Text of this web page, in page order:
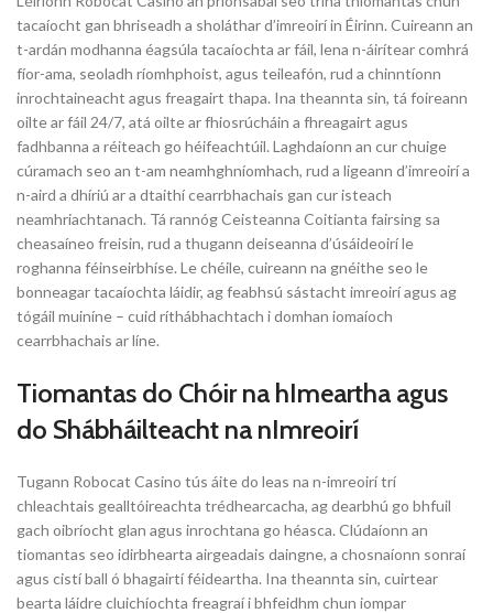
tacaíocht gan bhriseadh a sholáthar d’imreoirí in Éirinn. Cuireann an
t-ardán modhanna éagsúla tacaíochta ar fáil, lena n-áirítear comhrá
fíor-ama, seoladh ríomhphoist, agus teileafón, rud a chinntíonn
inrochtaineacht agus freagairt thapa. Ina theannta sin, tá foireann
oilte ar fáil 24/7, atá oilte ar fhiosrúcháin a fhreagairt agus
fadhbanna a réiteach go héifeachtúil. Laghdaíonn an cur chuige
cúramach seo an t-am neamhghníomhach, rud a ligeann d’imreoirí a
n-aird a dhíriú ar a dtaithí cearrbhachais gan cur isteach
neamhriachtanach. Tá rannóg Ceisteanna Coitianta fairsing sa
cheasaíneo freisin, rud a thugann deiseanna d’úsáideoirí le
roghanna féinseirbhíse. Le chéile, cuireann na gnéithe seo le
bonneagar tacaíochta láidir, ag feabhsú sástacht imreoirí agus ag
tógáil muiníne – cuid ríthábhachtach i domhan iomaíoch
cearrbhachais ar líne.
Tiomantas do Chóir na hImeartha agus
do Shábháilteacht na nImreoirí
Tugann Robocat Casino tús áite do leas na n-imreoirí trí
chleachtais gealltóireachta trédhearcacha, ag dearbhú go bhfuil
gach oibríocht glan agus inrochtana go héasca. Clúdaíonn an
tiomantas seo idirbhearta airgeadais daingne, a chosnaíonn sonraí
agus cistí ball ó bhagairtí féideartha. Ina theannta sin, cuirtear
bearta láidre cluichíochta freagraí i bhfeidhm chun iompar